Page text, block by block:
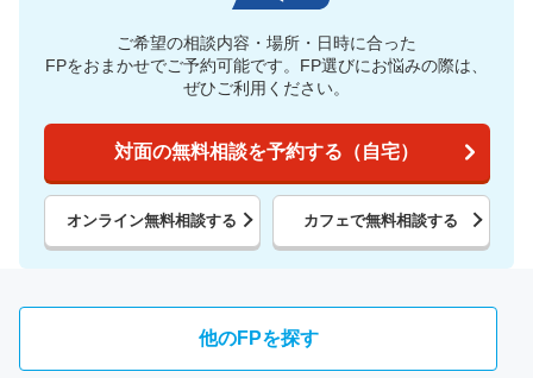
ご希望の相談内容・場所・日時に合った
FPをおまかせでご予約可能です。 FP選びにお悩みの際は、
ぜひご利用ください。
対面の無料相談を予約する（自宅）
オンライン無料相談する カフェで無料相談する
他のFPを探す